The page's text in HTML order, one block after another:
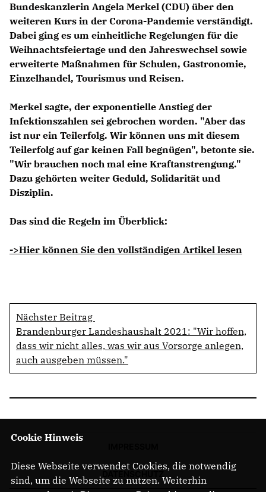
Bundeskanzlerin Angela Merkel (CDU) über den
weiteren Kurs in der Corona-Pandemie verständigt.
Dabei ging es um einheitliche Regelungen für die
Weihnachtsfeiertage und den Jahreswechsel sowie
erweiterte Maßnahmen für Schulen, Gastronomie,
Einzelhandel, Tourismus und Reisen.
Merkel sagte, der exponentielle Anstieg der
Infektionszahlen sei gebrochen worden. "Aber das
ist nur ein Teilerfolg. Wir können uns mit diesem
Teilerfolg auf gar keinen Fall begnügen", betonte sie.
"Wir brauchen noch mal eine Kraftanstrengung."
Dazu gehörten weiter Geduld, Solidarität und
Disziplin.
Das sind die Regeln im Überblick:
->Hier können Sie den vollständigen Artikel lesen
Nächster Beitrag
Brandenburger Landeshaushalt 2021: "Wir hoffen,
dass wir nicht alles, was wir aus Vorsorge anlegen,
auch ausgeben müssen."
Cookie Hinweis
Diese Webseite verwendet Cookies, die notwendig
sind, um die Webseite zu nutzen. Weiterhin